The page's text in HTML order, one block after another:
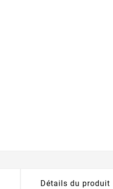
Détails du produit